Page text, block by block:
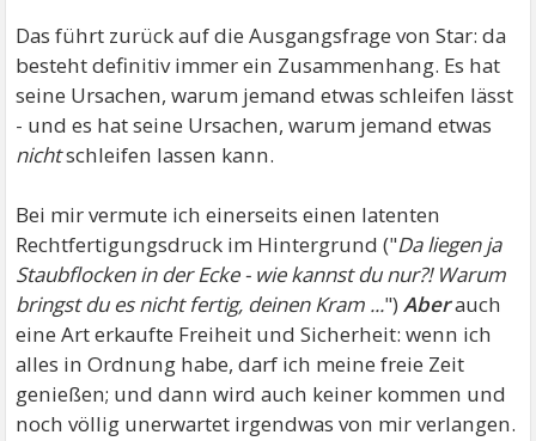
Das führt zurück auf die Ausgangsfrage von Star: da
besteht definitiv immer ein Zusammenhang. Es hat
seine Ursachen, warum jemand etwas schleifen lässt
- und es hat seine Ursachen, warum jemand etwas
nichtschleifen lassen kann.
Bei mir vermute ich einerseits einen latenten
Rechtfertigungsdruck im Hintergrund ("Da liegen ja
Staubflocken in der Ecke - wie kannst du nur?! Warum
bringst du es nicht fertig, deinen Kram ...")Aberauch
eine Art erkaufte Freiheit und Sicherheit: wenn ich
alles in Ordnung habe, darf ich meine freie Zeit
genießen; und dann wird auch keiner kommen und
noch völlig unerwartet irgendwas von mir verlangen.